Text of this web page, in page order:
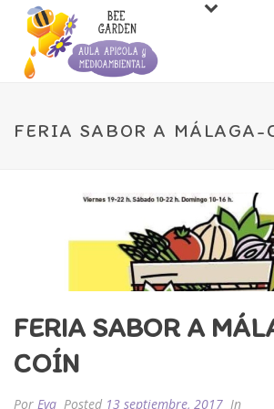
FERIA SABOR A MÁLAGA-
FERIA SABOR A
COÍN
Por Eva Posted 13 septiembre, 2017 In